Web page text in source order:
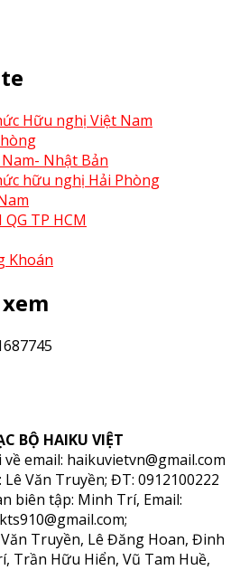
Hữu nghị Việt Nam
Nhật Bản
hữu nghị Hải Phòng
TP HCM
Khoán
BỘ HAIKU VIỆT
email: haikuvietvn@gmail.com
Văn Truyền; ĐT: 0912100222
biên tập: Minh Trí, Email:
Truyền, Lê Đăng Hoan, Đinh
Trần Hữu Hiển, Vũ Tam Huề,